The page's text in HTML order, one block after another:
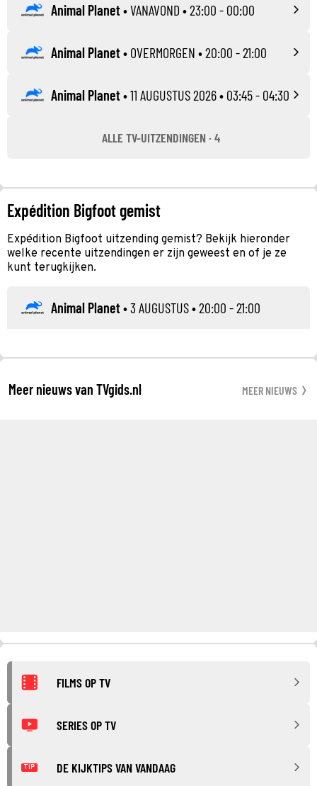
Animal Planet•VANAVOND • 23:00 - 00:00
Animal Planet• OVERMORGEN • 20:00 - 21:00
Animal Planet•11 AUGUSTUS 2026• 03:45 - 04:30
ALLE TV-UITZENDINGEN · 4
Expédition Bigfoot gemist
Expédition Bigfoot uitzending gemist? Bekijk hieronder
welke recente uitzendingen er zijn geweest en of je ze
kunt terugkijken.
Animal Planet•3 AUGUSTUS• 20:00 - 21:00
Meer nieuws van TVgids.nl MEER NIEUWS
FILMS OP TV
SERIES OP TV
TIP DE KIJKTIPS VAN VANDAAG